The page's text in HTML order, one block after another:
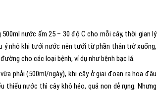
nước ấm 25 – 30 độ C cho mỗi cây, thời gian lý
ý nhỏ khi tưới nước nên tưới từ phần thân trở xuống,
cho các loại bệnh, ví dụ như bệnh bạc lá.
phải (500ml/ngày), khi cây ở giai đoạn ra hoa đậu
thiếu nước thì cây khô héo, quả non dễ rụng. Nhưng